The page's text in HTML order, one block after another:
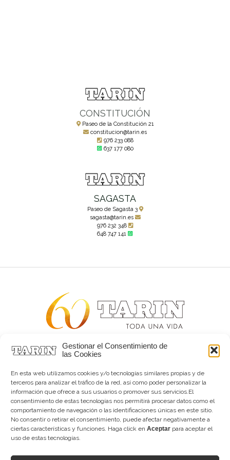
Gestionar el Consentimiento de
las Cookies
En esta web utilizamos cookies y/o tecnologías similares propias y de
terceros para analizar el tráfico de la red, así como poder personalizar la
información que ofrece a sus usuarios o promover sus servicios.El
consentimiento de estas tecnologías nos permitirá procesar datos como el
comportamiento de navegación o las identificaciones únicas en este sitio.
No consentir o retirar el consentimiento, puede afectar negativamente a
ciertas características y funciones. Haga click en Aceptar para aceptar el
uso de estas tecnologías.
CONSTITUCIÓN
Paseo de la Constitución 21
constitucion@tarin.es
976 233 088
637 177 080
SAGASTA
Paseo de Sagasta 3
sagasta@tarin.es
976 232 348
648 747 141
Alta joyería desde 1963
Tarín Magazine
Contacto